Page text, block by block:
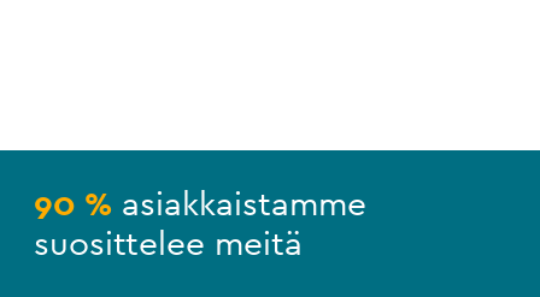
90 % asiakkaistamme
suosittelee meitä